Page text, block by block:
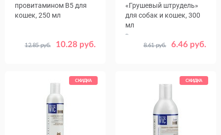
провитамином В5 для
кошек, 250 мл
10.28 руб.
12.85 руб.
«Грушевый штрудель»
для собак и кошек, 300
мл
Восстанавливает структуру и
блеск шерсти
6.46 руб.
8.61 руб.
СКИДКА СКИДКА